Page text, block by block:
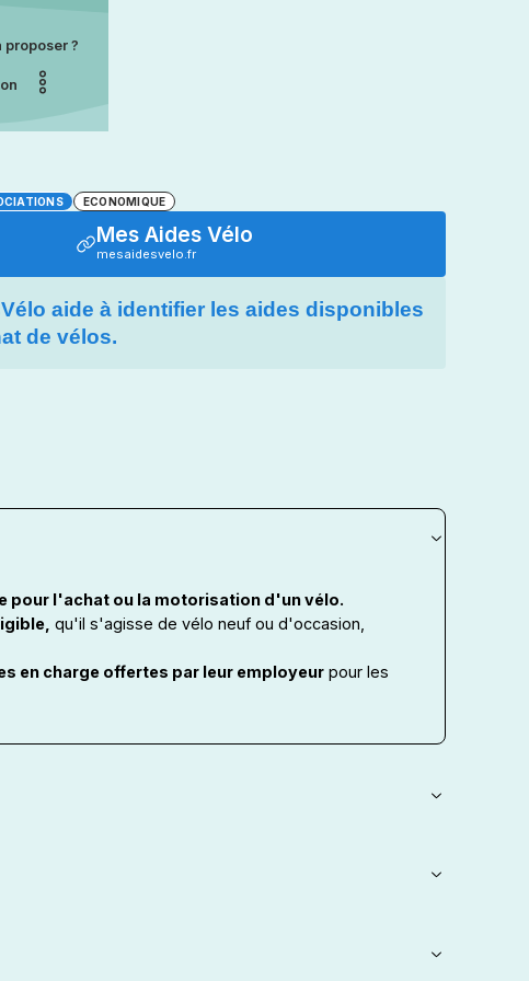
proposer ?
ECONOMIQUE
Mes Aides Vélo
mesaidesvelo.fr
aide à identifier les aides disponibles
de vélos.
pour l'achat ou la motorisation d'un vélo.
qu'il s'agisse de vélo neuf ou d'occasion,
en charge offertes par leur employeur pour les